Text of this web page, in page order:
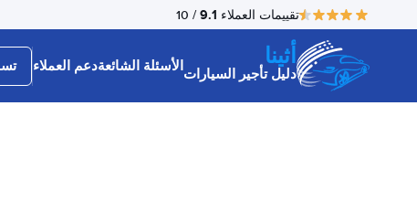
تقييمات العملاء 9.1
/ 10
أثينا
دليل تأجير السياراتالأسئلة الشائعةدعم العملاء